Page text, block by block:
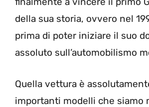
della sua storia, ovvero nel
prima di poter iniziare il suo
assoluto sull’automobilismo
Quella vettura è
importanti modelli che siamo